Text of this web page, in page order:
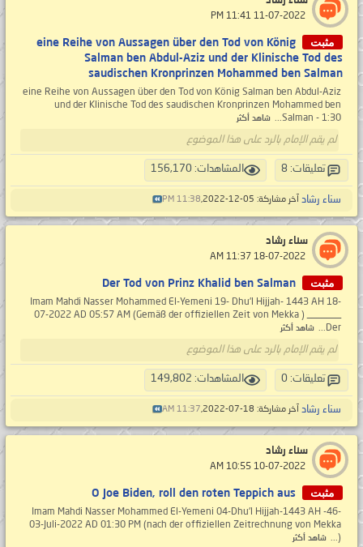
مثبت
eine Reihe von Aussagen über den Tod von König
Salman ben Abdul-Aziz und der Klinische Tod des
saudischen Kronprinzen Mohammed ben Salman
eine Reihe von Aussagen über den Tod von König Salman ben Abdul-Aziz
und der Klinische Tod des saudischen Kronprinzen Mohammed ben
Salman - 1:30...
شاهد أكثر
لم يقم الإمام بالرد على هذا الموضوع
تعليقات: 8 المشاهدات: 156,170
سناء رشاد آخر مشاركة: 05-12-2022, 11:38 PM
سناء رشاد
مثبت Der Tod von Prinz Khalid ben Salman
Imam Mahdi Nasser Mohammed El-Yemeni 19- Dhu'l Hijjah- 1443 AH 18-
07-2022 AD 05:57 AM (Gemäß der offiziellen Zeit von Mekka ) _______
Der...
شاهد أكثر
لم يقم الإمام بالرد على هذا الموضوع
تعليقات: 0 المشاهدات: 149,802
سناء رشاد آخر مشاركة: 18-07-2022, 11:37 AM
سناء رشاد
مثبت O Joe Biden, roll den roten Teppich aus
-46- Imam Mahdi Nasser Mohammed El-Yemeni 04-Dhu'l Hijjah-1443 AH
03-Juli-2022 AD 01:30 PM (nach der offiziellen Zeitrechnung von Mekka
)...
شاهد أكثر